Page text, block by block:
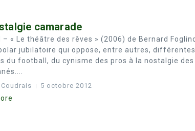
camarade
– « Le théâtre des rêves » (2006) de Bernard
jubilatoire qui oppose, entre autres, différentes
du football, du cynisme des pros à la nostalgie des
5 octobre 2012